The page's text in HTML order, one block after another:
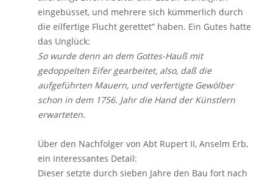
eingebüsset, und mehrere sich kümmerlich durch
die eilfertige Flucht gerettet“ haben. Ein Gutes hatte
das Unglück:
So wurde denn an dem Gottes-Hauß mit
gedoppelten Eifer gearbeitet, also, daß die
aufgeführten Mauern, und verfertigte Gewölber
schon in dem 1756. Jahr die Hand der Künstlern
erwarteten.
Über den Nachfolger von Abt Rupert II, Anselm Erb,
ein interessantes Detail:
Dieser setzte durch sieben Jahre den Bau fort nach